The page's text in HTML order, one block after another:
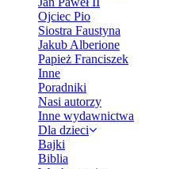
Ojciec Pio
Siostra Faustyna
Jakub Alberione
Papież Franciszek
Inne
Poradniki
Nasi autorzy
Inne wydawnictwa
Dla dzieci
Bajki
Biblia